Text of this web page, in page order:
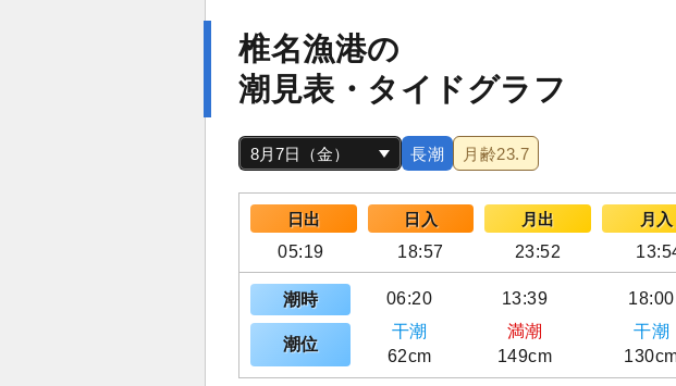
椎名漁港の
潮見表・タイドグラフ
長潮 月齢23.7
日出 日入 月出
月入
05:19
18:57 23:52
潮時 06:20 13:39 18:00
潮位
干潮 満潮
干潮
62cm
149cm